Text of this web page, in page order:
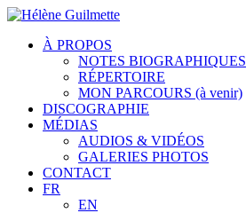
À PROPOS
NOTES BIOGRAPHIQUES
RÉPERTOIRE
MON PARCOURS (à venir)
DISCOGRAPHIE
MÉDIAS
AUDIOS & VIDÉOS
GALERIES PHOTOS
CONTACT
FR
EN